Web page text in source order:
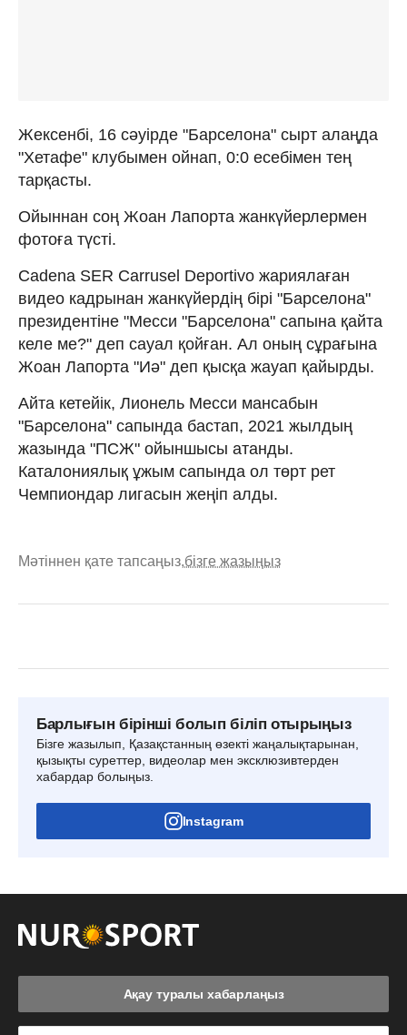
Жексенбі, 16 сәуірде "Барселона" сырт алаңда
"Хетафе" клубымен ойнап, 0:0 есебімен тең
тарқасты.
Ойыннан соң Жоан Лапорта жанкүйерлермен
фотоға түсті.
Cadena SER Carrusel Deportivo жариялаған
видео кадрынан жанкүйердің бірі "Барселона"
президентіне "Месси "Барселона" сапына қайта
келе ме?" деп сауал қойған. Ал оның сұрағына
Жоан Лапорта "Иә" деп қысқа жауап қайырды.
Айта кетейік, Лионель Месси мансабын
"Барселона" сапында бастап, 2021 жылдың
жазында "ПСЖ" ойыншысы атанды.
Каталониялық ұжым сапында ол төрт рет
Чемпиондар лигасын жеңіп алды.
Мәтіннен қате тапсаңыз,бізге жазыңыз
Барлығын бірінші болып біліп отырыңыз
Бізге жазылып, Қазақстанның өзекті жаңалықтарынан,
қызықты суреттер, видеолар мен эксклюзивтерден
хабардар болыңыз.
Instagram
Ақау туралы хабарлаңыз